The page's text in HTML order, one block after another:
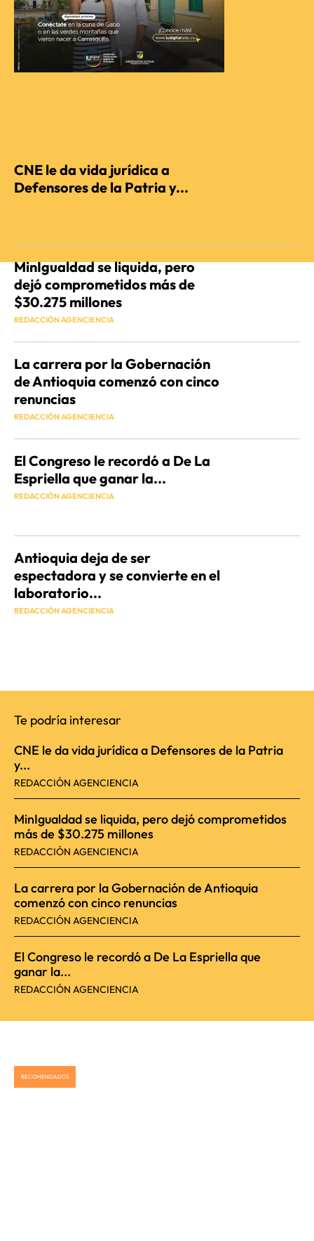
CNE le da vida jurídica a
Defensores de la Patria y...
MinIgualdad se liquida, pero
dejó comprometidos más de
$30.275 millones
REDACCIÓN AGENCIENCIA
La carrera por la Gobernación
de Antioquia comenzó con cinco
renuncias
REDACCIÓN AGENCIENCIA
El Congreso le recordó a De La
Espriella que ganar la...
REDACCIÓN AGENCIENCIA
Antioquia deja de ser
espectadora y se convierte en el
laboratorio...
REDACCIÓN AGENCIENCIA
Te podría interesar
CNE le da vida jurídica a Defensores de la Patria
y...
REDACCIÓN AGENCIENCIA
MinIgualdad se liquida, pero dejó comprometidos
más de $30.275 millones
REDACCIÓN AGENCIENCIA
La carrera por la Gobernación de Antioquia
comenzó con cinco renuncias
REDACCIÓN AGENCIENCIA
El Congreso le recordó a De La Espriella que
ganar la...
REDACCIÓN AGENCIENCIA
RECOMENDADOS